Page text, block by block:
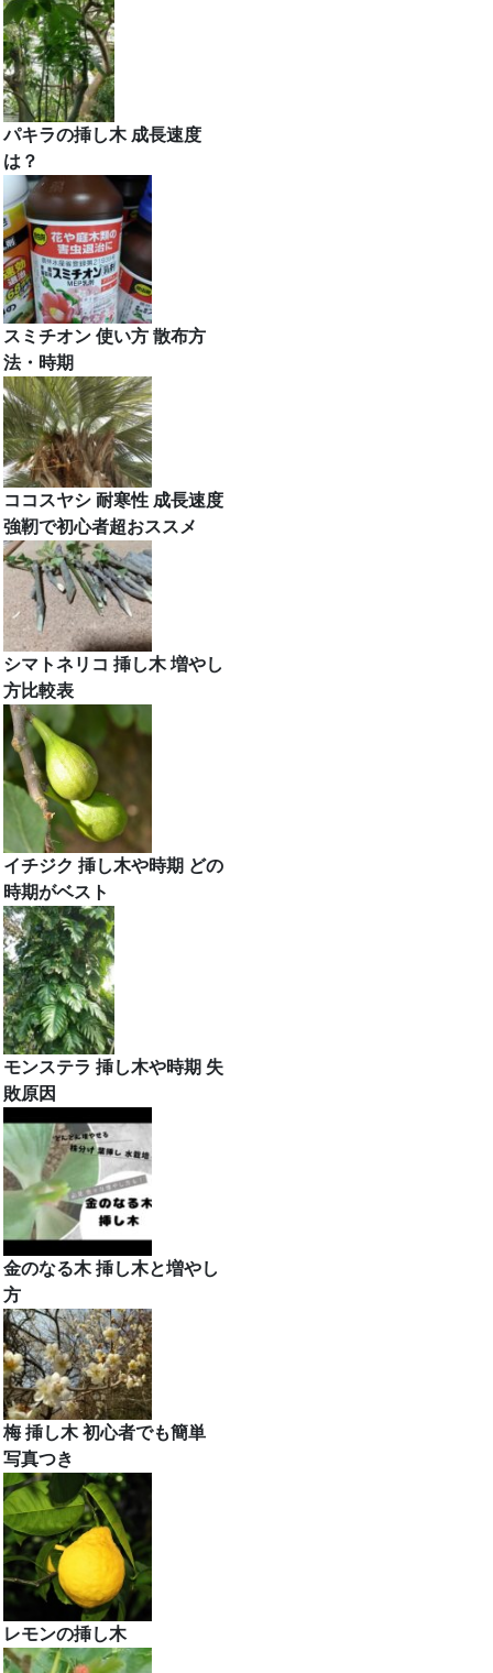
パキラの挿し木 成長速度
は？
スミチオン 使い方 散布方
法・時期
ココスヤシ 耐寒性 成長速度
強靭で初心者超おススメ
シマトネリコ 挿し木 増やし
方比較表
イチジク 挿し木や時期 どの
時期がベスト
モンステラ 挿し木や時期 失
敗原因
金のなる木 挿し木と増やし
方
梅 挿し木 初心者でも簡単
写真つき
レモンの挿し木